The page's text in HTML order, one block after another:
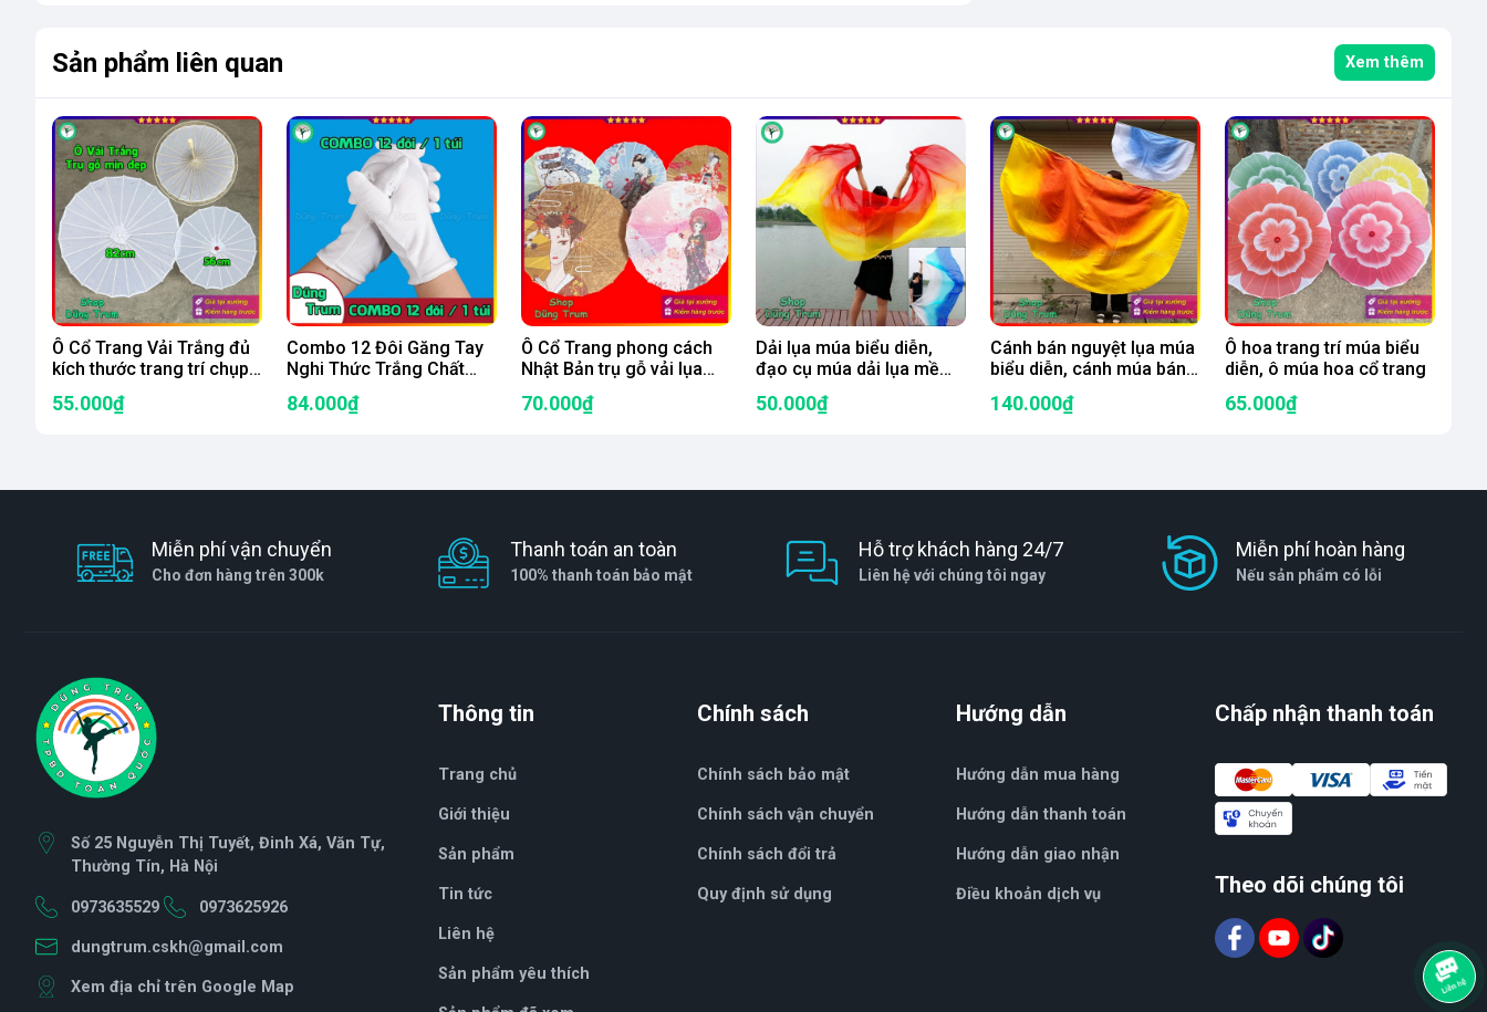
Sản phẩm liên quan Xem thêm
Ô Cổ Trang Vải Trắng đủ
kích thước trang trí chụp
ảnh cực đẹp
55.000₫
Combo 12 Đôi Găng Tay
Nghi Thức Trắng Chất
Cotton Mềm Mại Siêu
Đẹp
84.000₫
Ô Cổ Trang phong cách
Nhật Bản trụ gỗ vải lụa
trang trí biểu diễn siêu
đẹp
70.000₫
Dải lụa múa biểu diễn,
đạo cụ múa dải lụa mềm
50.000₫
Cánh bán nguyệt lụa múa
biểu diễn, cánh múa bán
nguyệt kích thước 2 mét
siêu đẹp
140.000₫
Ô hoa trang trí múa biểu
diễn, ô múa hoa cổ trang
65.000₫
Miễn phí vận chuyển
Cho đơn hàng trên 300k
Thanh toán an toàn
100% thanh toán bảo mật
Hỗ trợ khách hàng 24/7
Liên hệ với chúng tôi ngay
Miễn phí hoàn hàng
Nếu sản phẩm có lỗi
Số 25 Nguyễn Thị Tuyết, Đinh Xá, Văn Tự,
Thường Tín, Hà Nội
0973635529 0973625926
dungtrum.cskh@gmail.com
Xem địa chỉ trên Google Map
Thông tin
Trang chủ
Giới thiệu
Sản phẩm
Tin tức
Liên hệ
Sản phẩm yêu thích
Chính sách
Chính sách bảo mật
Chính sách vận chuyển
Chính sách đổi trả
Quy định sử dụng
Hướng dẫn
Hướng dẫn mua hàng
Hướng dẫn thanh toán
Hướng dẫn giao nhận
Điều khoản dịch vụ
Chấp nhận thanh toán
Theo dõi chúng tôi